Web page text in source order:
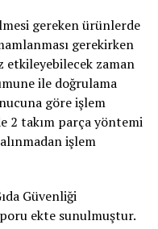
gereken ürünlerde
gerekirken
etkileyebilecek zaman
ile doğrulama
göre işlem
2 takım parça yöntemi
işlem
Güvenliği
ekte sunulmuştur.